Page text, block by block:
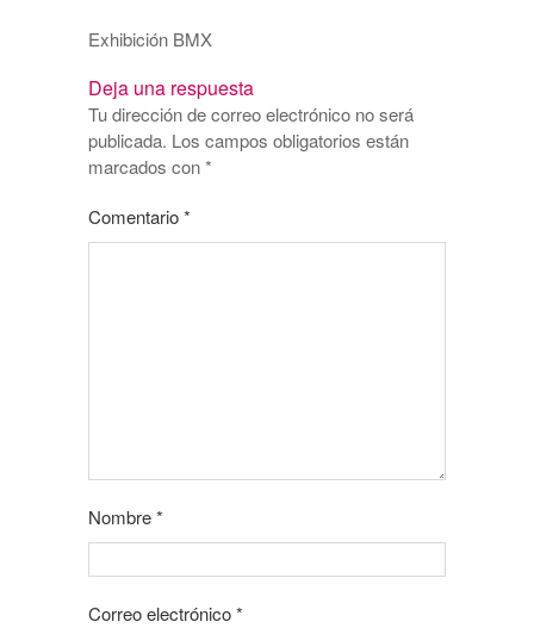
Exhibición BMX
Deja una respuesta
Tu dirección de correo electrónico no será
publicada. Los campos obligatorios están
marcados con*
Comentario*
Nombre*
Correo electrónico*